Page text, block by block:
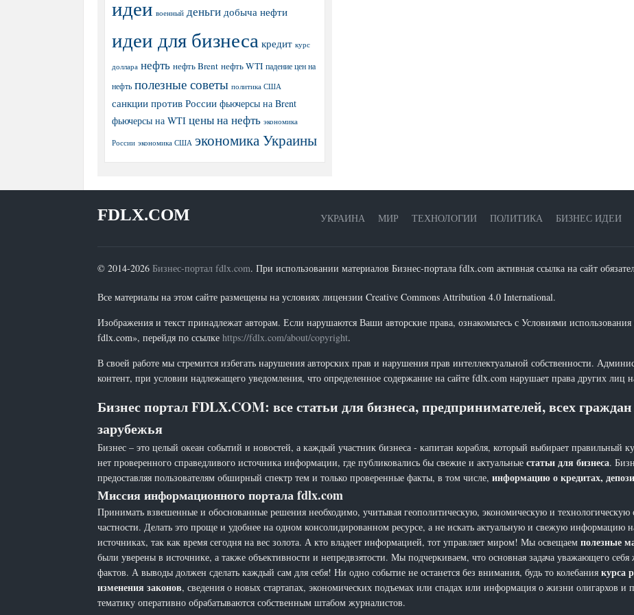
идеи военный деньги добыча нефти
идеи для бизнеса кредит курс
доллара нефть нефть Brent нефть WTI падение цен на
нефть полезные советы политика США
санкции против России фьючерсы на Brent
фьючерсы на WTI цены на нефть экономика
России экономика США экономика Украины
УКРАИНА МИР ТЕХНОЛОГИИ ПОЛИТИКА БИЗНЕС ИДЕИ
FDLX.COM
© 2014-2026 Бизнес-портал fdlx.com. При использовании материалов Бизнес-портала fdlx.com активная ссылка на сайт
Все материалы на этом сайте размещены на условиях лицензии Creative Commons Attribution 4.0 International.
Изображения и текст принадлежат авторам. Если нарушаются Ваши авторские права, ознакомьтесь с Условиями
fdlx.com», перейдя по ссылке https://fdlx.com/about/copyright.
В своей работе мы стремится избегать нарушения авторских прав и нарушения прав интеллектуальной собственности.
контент, при условии надлежащего уведомления, что определенное содержание на сайте fdlx.com нарушает права других лиц
Бизнес портал FDLX.COM: все статьи для бизнеса, предпринимателей, всех
зарубежья
Бизнес – это целый океан событий и новостей, а каждый участник бизнеса - капитан корабля, который выбирает правильный
нет проверенного справедливого источника информации, где публиковались бы свежие и актуальные статьи для бизнеса.
предоставляя пользователям обширный спектр тем и только проверенные факты, в том числе, информацию о кредитах,
Миссия информационного портала fdlx.com
Принимать взвешенные и обоснованные решения необходимо, учитывая геополитическую, экономическую и
частности. Делать это проще и удобнее на одном консолидированном ресурсе, а не искать актуальную и свежую информацию
источниках, так как время сегодня на вес золота. А кто владеет информацией, тот управляет миром! Мы освещаем полезные
были уверены в источнике, а также объективности и непредвзятости. Мы подчеркиваем, что основная задача уважающего
фактов. А выводы должен сделать каждый сам для себя! Ни одно событие не останется без внимания, будь то колебания курса
изменения законов, сведения о новых стартапах, экономических подъемах или спадах или информация о жизни олигархов и
тематику оперативно обрабатываются собственным штабом журналистов.